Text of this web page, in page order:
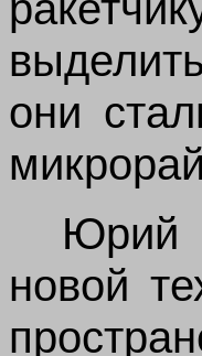
они
Юрий
новой